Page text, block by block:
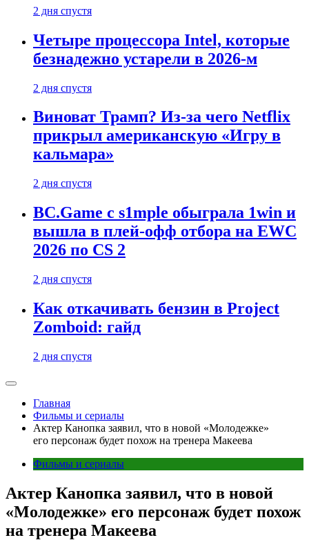
2 дня спустя
Четыре процессора Intel, которые
безнадежно устарели в 2026-м
2 дня спустя
Виноват Трамп? Из-за чего Netflix
прикрыл американскую «Игру в
кальмара»
2 дня спустя
BC.Game с s1mple обыграла 1win и
вышла в плей-офф отбора на EWC
2026 по CS 2
2 дня спустя
Как откачивать бензин в Project
Zomboid: гайд
2 дня спустя
Главная
Фильмы и сериалы
Актер Канопка заявил, что в новой «Молодежке»
его персонаж будет похож на тренера Макеева
Фильмы и сериалы
Актер Канопка заявил, что в новой
«Молодежке» его персонаж будет похож
на тренера Макеева